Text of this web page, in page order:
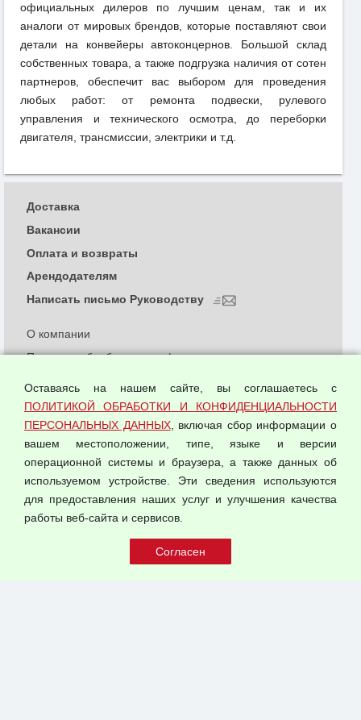
официальных дилеров по лучшим ценам, так и их
аналоги от мировых брендов, которые поставляют свои
детали на конвейеры автоконцернов. Большой склад
собственных товара, а также подгрузка наличия от сотен
партнеров, обеспечит вас выбором для проведения
любых работ: от ремонта подвески, рулевого
управления и технического осмотра, до переборки
двигателя, трансмиссии, электрики и т.д.
© 2026 ООО "Феникс"
О компании
Политика обработки и конфиденциальности
Согласием на обработку персональных данных
Оферта оптовой купли-продажи
Публичная оферта
Доставка
Вакансии
Оплата и возвраты
Арендодателям
Написать письмо Руководству
Оставаясь на нашем сайте, вы соглашаетесь с
ПОЛИТИКОЙ ОБРАБОТКИ И КОНФИДЕНЦИАЛЬНОСТИ
ПЕРСОНАЛЬНЫХ ДАННЫХ, включая сбор информации о
вашем местоположении, типе, языке и версии
операционной системы и браузера, а также данных об
используемом устройстве. Эти сведения используются
для предоставления наших услуг и улучшения качества
работы веб-сайта и сервисов.